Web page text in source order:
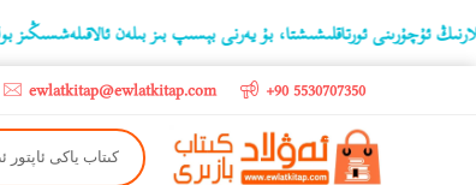
ئورتاقلىشىشتا، بۇ يەرنى بېسىپ بىز بىلەن ئالاقىلەشسىڭىز بولىدۇ
+90 5530707350
ewlatkitap@ewlatkitap.com